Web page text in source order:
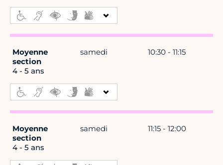
Moyenne
section
4 - 5 ans
samedi 10:30 - 11:15
Moyenne
section
4 - 5 ans
samedi 11:15 - 12:00